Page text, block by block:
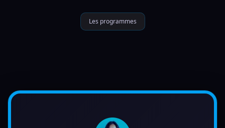
Les programmes